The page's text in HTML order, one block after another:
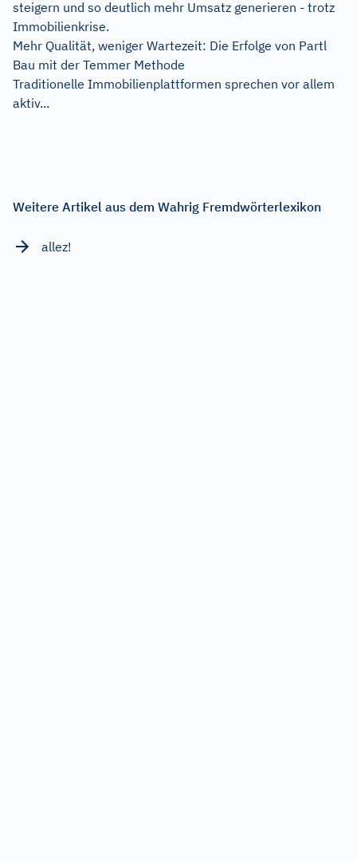
steigern und so deutlich mehr Umsatz generieren - trotz
Immobilienkrise.
Mehr Qualität, weniger Wartezeit: Die Erfolge von Partl
Bau mit der Temmer Methode
Traditionelle Immobilienplattformen sprechen vor allem
aktiv...
Weitere Artikel aus dem Wahrig Fremdwörterlexikon
allez!